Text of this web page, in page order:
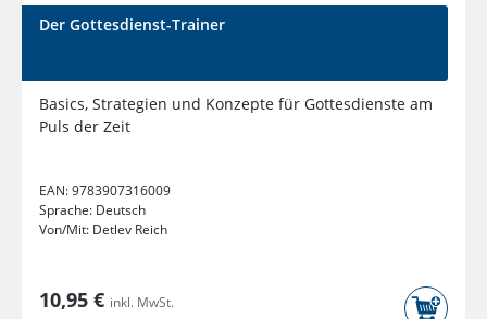
Der Gottesdienst-Trainer
Basics, Strategien und Konzepte für Gottesdienste am
Puls der Zeit
EAN:9783907316009
Sprache: Deutsch
Von/Mit: Detlev Reich
10,95 € inkl. MwSt.